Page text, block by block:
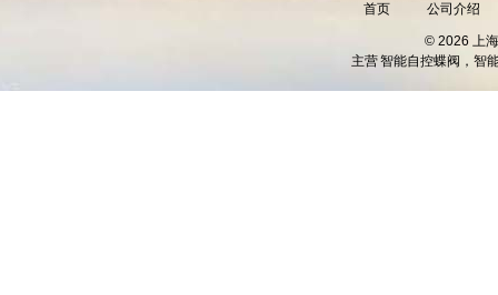
首页 公司介绍
© 2026 上
主营智能自控蝶阀，智